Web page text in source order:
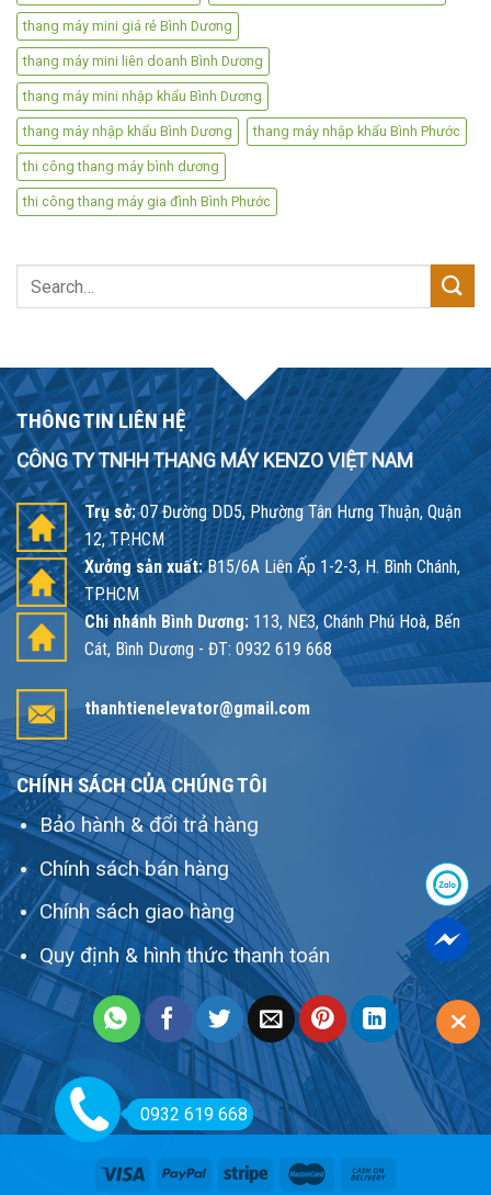
thang máy mini giá rẻ Bình Dương
thang máy mini liên doanh Bình Dương
thang máy mini nhập khẩu Bình Dương
thang máy nhập khẩu Bình Dương thang máy nhập khẩu Bình Phước
thi công thang máy bình dương
thi công thang máy gia đình Bình Phước
Search
THÔNG TIN LIÊN HỆ
CÔNG TY TNHH THANG MÁY KENZO VIỆT NAM
Trụ sở:07 Đường DD5, Phường Tân Hưng Thuận, Quận
12, TP.HCM
Xưởng sản xuất:B15/6A Liên Ấp 1-2-3, H. Bình Chánh,
TP.HCM
Chi nhánh Bình Dương: 113, NE3, Chánh Phú Hoà, Bến
Cát, Bình Dương - ĐT: 0932 619 668
thanhtienelevator@gmail.com
CHÍNH SÁCH CỦA CHÚNG TÔI
Bảo hành & đổi trả hàng
Chính sách bán hàng
Chính sách giao hàng
Quy định & hình thức thanh toán
0932 619 668